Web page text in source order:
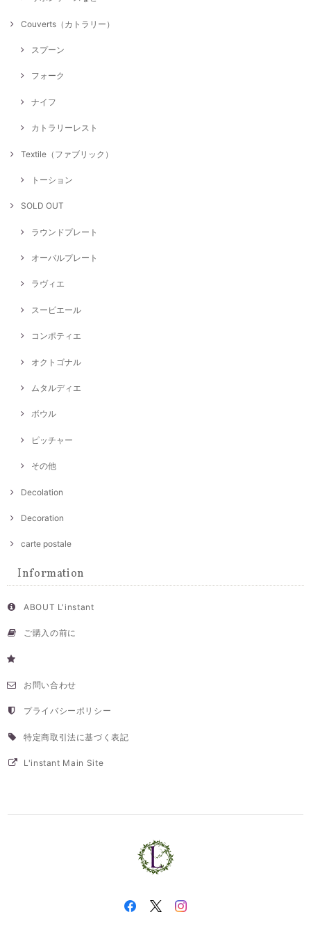
Couverts（カトラリー）
スプーン
フォーク
ナイフ
カトラリーレスト
Textile（ファブリック）
トーション
SOLD OUT
ラウンドプレート
オーバルプレート
ラヴィエ
スーピエール
コンポティエ
オクトゴナル
ムタルディエ
ボウル
ピッチャー
その他
Decolation
Decoration
carte postale
Information
ABOUT L'instant
ご購入の前に
お問い合わせ
プライバシーポリシー
特定商取引法に基づく表記
L'instant Main Site